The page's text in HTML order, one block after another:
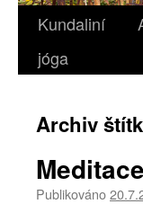
Kundaliní
jóga
Archiv
Publikováno